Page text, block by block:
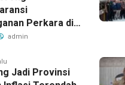
Perkara di
admin
Jadi Provinsi